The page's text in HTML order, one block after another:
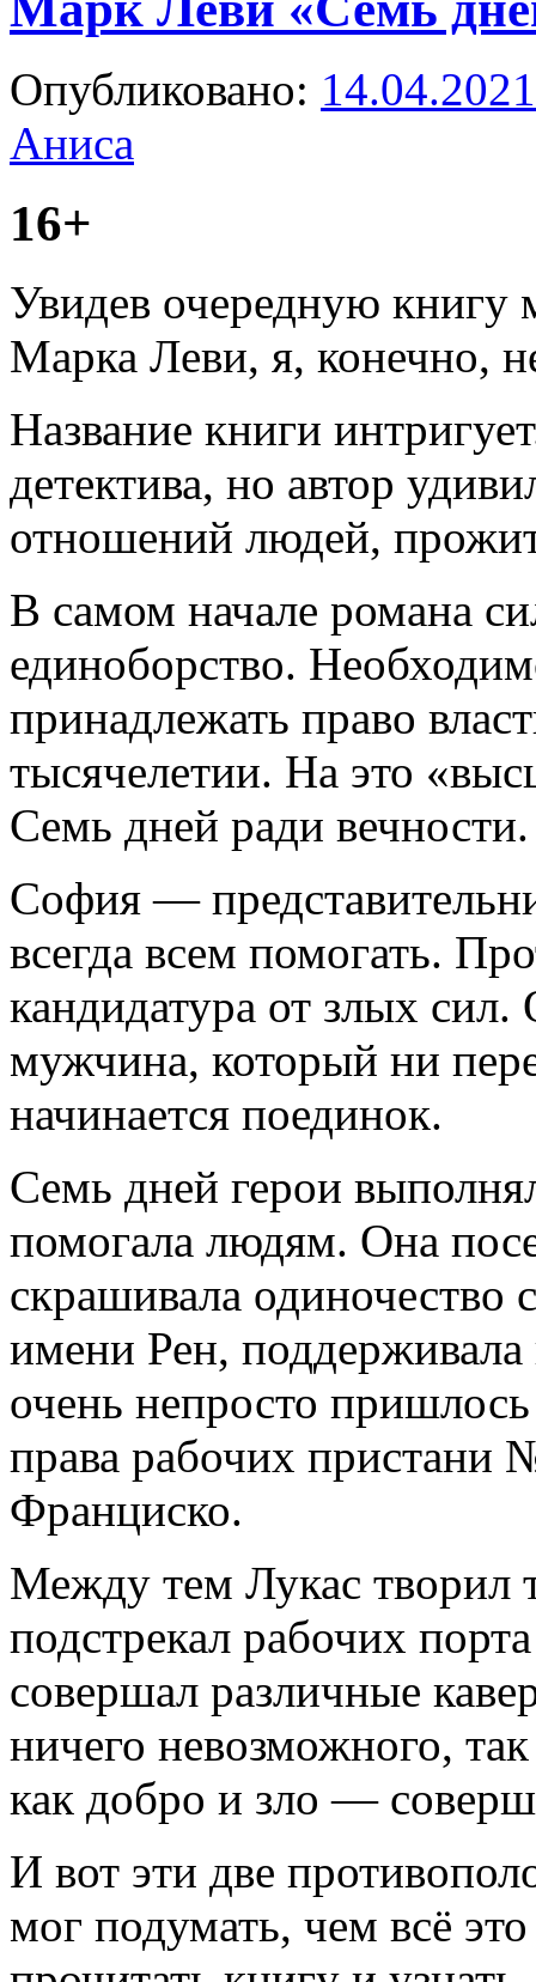
Опубликовано: 14.04.2021
Аниса
16+
Увидев очередную книгу
Марка Леви, я, конечно,
Название книги
детектива, но автор
отношений людей,
В самом начале романа
единоборство.
принадлежать право
тысячелетии. На это
Семь дней ради вечности.
София —
всегда всем помогать.
кандидатура от злых
мужчина, который ни
начинается поединок.
Семь дней герои
помогала людям. Она
скрашивала одиночество
имени Рен,
очень непросто
права рабочих пристани
Франциско.
Между тем Лукас творил
подстрекал рабочих
совершал различные
ничего невозможного,
как добро и зло —
И вот эти две
мог подумать, чем всё